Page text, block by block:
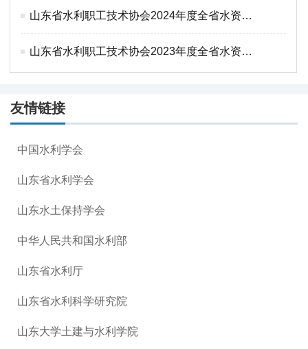
山东省水利职工技术协会2024年度全省水资源论证业务培训班课件下载
山东省水利职工技术协会2023年度全省水资源论证业务培训班课件下载
友情链接
中国水利学会
山东省水利学会
山东水土保持学会
中华人民共和国水利部
山东省水利厅
山东省水利科学研究院
山东大学土建与水利学院